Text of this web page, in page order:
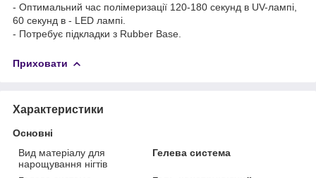
- Оптимальний час полімеризації 120-180 секунд в UV-лампі,
60 секунд в - LED лампі.
- Потребує підкладки з Rubber Base.
Приховати
Характеристики
Основні
Вид матеріалу для
нарощування нігтів
Гелева система